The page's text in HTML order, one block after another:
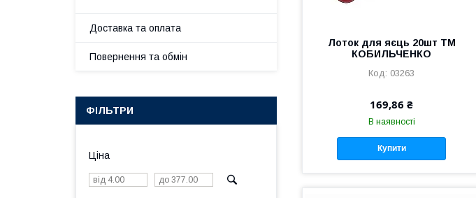
Лоток для яєць 20шт ТМ
КОБИЛЬЧЕНКО
03263
169,86 ₴
В наявності
Купити
Доставка та оплата
Повернення та обмін
ФІЛЬТРИ
Ціна